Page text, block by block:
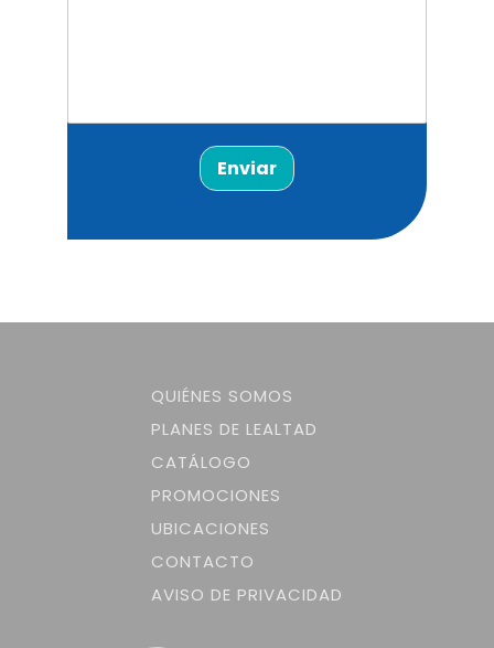
Enviar
QUIÉNES SOMOS
PLANES DE LEALTAD
CATÁLOGO
PROMOCIONES
UBICACIONES
CONTACTO
AVISO DE PRIVACIDAD